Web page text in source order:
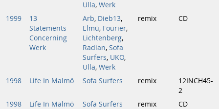
Ulla, Werk
1999
13
Statements
Concerning
Werk
Arb, Dieb13,
Elmü, Fourier,
Lichtenberg,
Radian, Sofa
Surfers, UKO,
Ulla, Werk
remix CD
1998 Life In Malmö Sofa Surfers remix
12INCH45-
2
1998
Life In Malmö Sofa Surfers remix CD